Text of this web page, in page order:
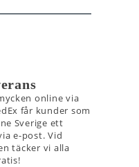
online via
får kunder som
Sverige ett
e-post. Vid
täcker vi alla